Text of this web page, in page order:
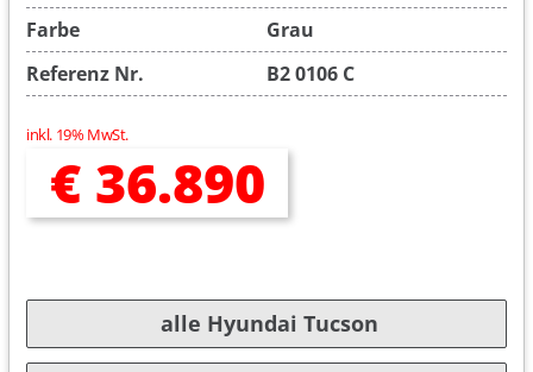
Farbe
Grau
Referenz Nr.
B2 0106 C
inkl. 19% MwSt.
€ 36.890
alle Hyundai Tucson